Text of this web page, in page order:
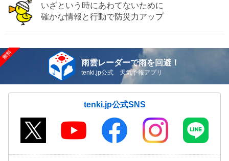
いざという時にあわてないために
確かな情報と行動で防災力アップ
雨雲レーダーで雨を回避！
tenki.jp公式 天気予報アプリ
tenki.jp公式SNS